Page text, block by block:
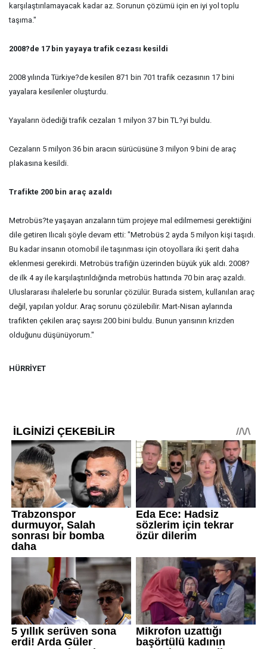
karşılaştırılamayacak kadar az. Sorunun çözümü için en iyi yol toplu
taşıma."
2008?de 17 bin yayaya trafik cezası kesildi
2008 yılında Türkiye?de kesilen 871 bin 701 trafik cezasının 17 bini
yayalara kesilenler oluşturdu.
Yayaların ödediği trafik cezaları 1 milyon 37 bin TL?yi buldu.
Cezaların 5 milyon 36 bin aracın sürücüsüne 3 milyon 9 bini de araç
plakasına kesildi.
Trafikte 200 bin araç azaldı
Metrobüs?te yaşayan arızaların tüm projeye mal edilmemesi gerektiğini
dile getiren Ilıcalı şöyle devam etti: "Metrobüs 2 ayda 5 milyon kişi taşıdı.
Bu kadar insanın otomobil ile taşınması için otoyollara iki şerit daha
eklenmesi gerekirdi. Metrobüs trafiğin üzerinden büyük yük aldı. 2008?
de ilk 4 ay ile karşılaştırıldığında metrobüs hattında 70 bin araç azaldı.
Uluslararası ihalelerle bu sorunlar çözülür. Burada sistem, kullanılan araç
değil, yapılan yoldur. Araç sorunu çözülebilir. Mart-Nisan aylarında
trafikten çekilen araç sayısı 200 bini buldu. Bunun yarısının krizden
olduğunu düşünüyorum."
HÜRRİYET